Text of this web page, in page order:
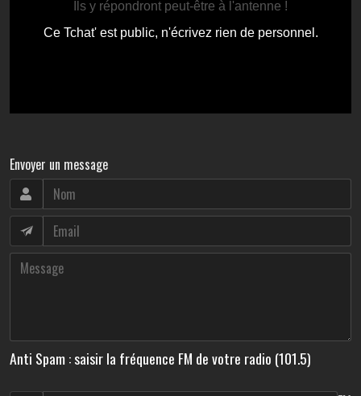
Envoyer un message
Anti Spam : saisir la fréquence FM de votre radio (101.5)